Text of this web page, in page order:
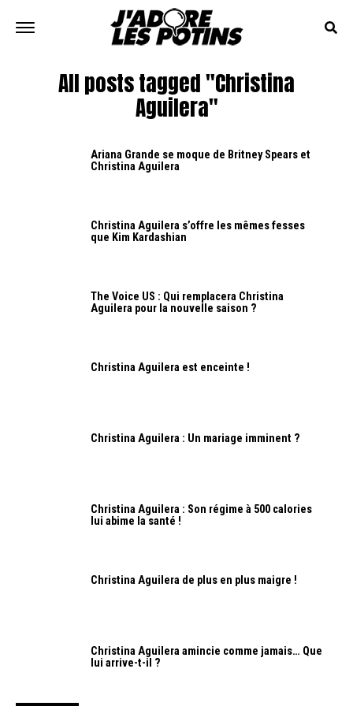
All posts tagged "Christina
Aguilera"
Ariana Grande se moque de Britney Spears et
Christina Aguilera
Christina Aguilera s’offre les mêmes fesses
que Kim Kardashian
The Voice US : Qui remplacera Christina
Aguilera pour la nouvelle saison ?
Christina Aguilera est enceinte !
Christina Aguilera : Un mariage imminent ?
Christina Aguilera : Son régime à 500 calories
lui abime la santé !
Christina Aguilera de plus en plus maigre !
Christina Aguilera amincie comme jamais… Que
lui arrive-t-il ?